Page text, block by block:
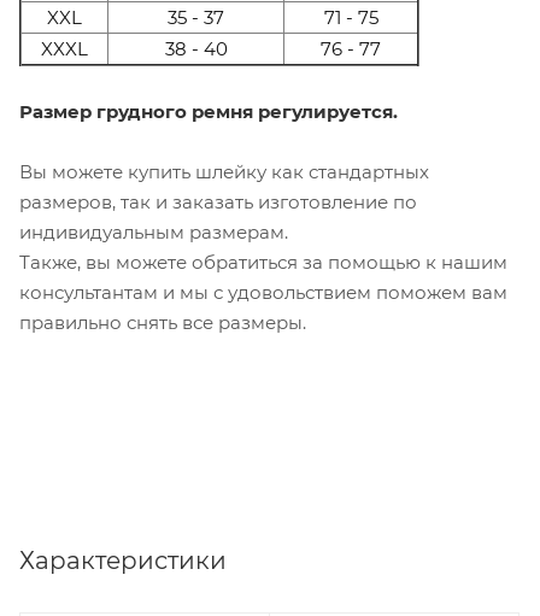
XXL
35 - 37
71 - 75
XXXL
38 - 40 76 - 77
Размер грудного ремня регулируется.
Вы можете купить шлейку как стандартных
размеров, так и заказать изготовление по
индивидуальным размерам.
Также, вы можете обратиться за помощью к нашим
консультантам и мы с удовольствием поможем вам
правильно снять все размеры.
Характеристики